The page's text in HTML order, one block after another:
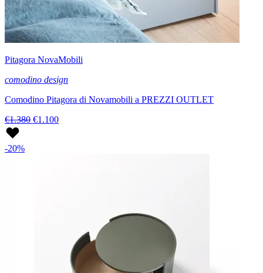
Pitagora NovaMobili
comodino design
Comodino Pitagora di Novamobili a PREZZI OUTLET
€1.380 €1.100
-20%